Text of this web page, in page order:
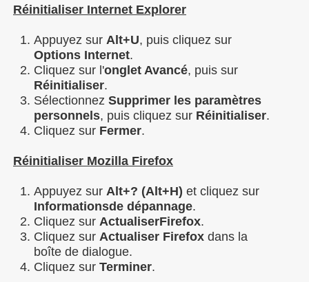
Réinitialiser Internet Explorer
Appuyez sur Alt+U, puis cliquez sur
Options Internet.
Cliquez sur l'onglet Avancé, puis sur
Réinitialiser.
Sélectionnez Supprimer les paramètres
personnels, puis cliquez sur Réinitialiser.
Cliquez sur Fermer.
Réinitialiser Mozilla Firefox
Appuyez sur Alt+? (Alt+H) et cliquez sur
Informationsde dépannage.
Cliquez sur ActualiserFirefox.
Cliquez sur Actualiser Firefox dans la
boîte de dialogue.
Cliquez sur Terminer.